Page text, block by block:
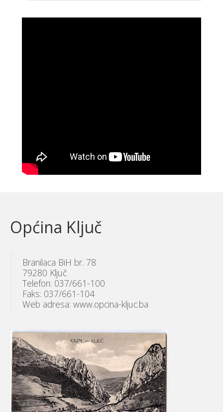
Općina Ključ
Branilaca BiH br. 78
79280 Ključ
Telefon: 037/661-100
Faks: 037/661-104
Web adresa: www.opcina-kljuc.ba